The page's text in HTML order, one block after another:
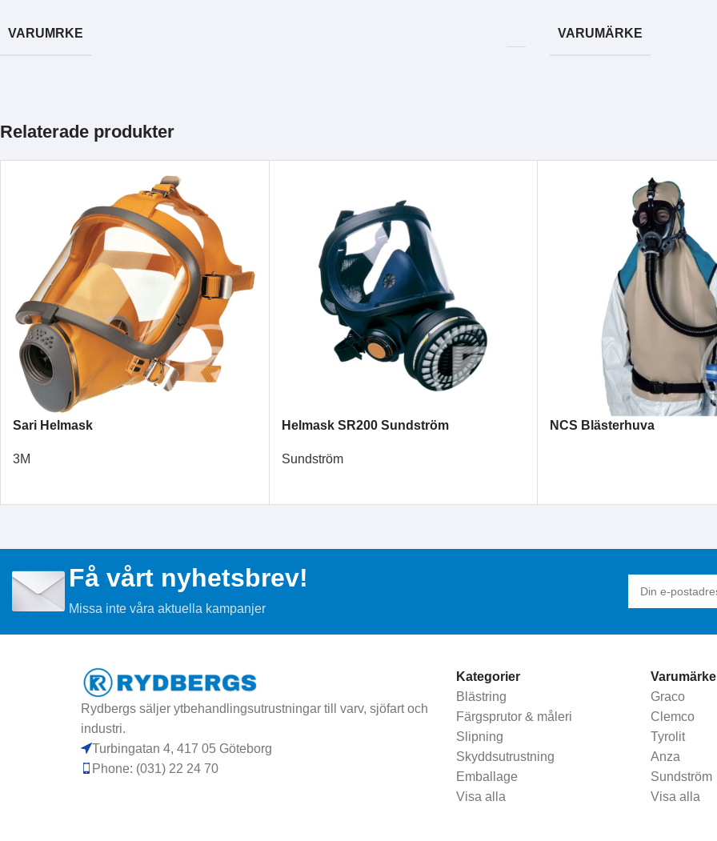
VARUMRKE VARUMÄRKE
Relaterade produkter
Sari Helmask
3M
Helmask SR200 Sundström
Sundström
NCS Blästerhuva
Få vårt nyhetsbrev!
Missa inte våra aktuella kampanjer
Rydbergs säljer ytbehandlingsutrustningar till varv, sjöfart och
industri.
Turbingatan 4, 417 05 Göteborg
Phone: (031) 22 24 70
Kategorier
Blästring
Färgsprutor & måleri
Slipning
Skyddsutrustning
Emballage
Visa alla
Graco
Clemco
Tyrolit
Anza
Sundström
Visa alla